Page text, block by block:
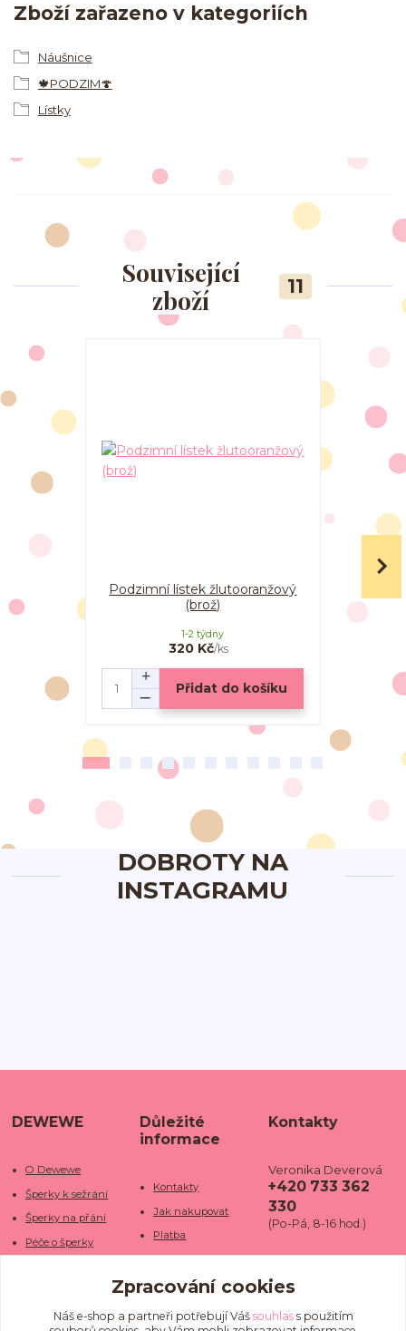
Zboží zařazeno v kategoriích
Náušnice
🍁PODZIM🍄
Lístky
Související
zboží
11
Podzimní lístek žlutooranžový
(brož)
320 Kč/ks
1-2 týdny
Přidat do košíku
DOBROTY NA
INSTAGRAMU
DEWEWE
O Dewewe
Šperky k sežrání
Šperky na přání
Péče o šperky
Kamenné obchody
Fotogalerie
Důležité
informace
Kontakty
Jak nakupovat
Platba
Doba dodání
Doprava
Kontakty
Veronika Deverová
+420 733 362
330
(Po-Pá, 8-16 hod.)
we.cz
Zpracování cookies
Náš e-shop a partneři potřebují Váš souhlass použitím